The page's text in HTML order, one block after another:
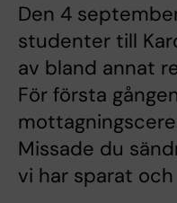
Den 4
studenter till
av bland annat
För första
Missade du
vi har sparat